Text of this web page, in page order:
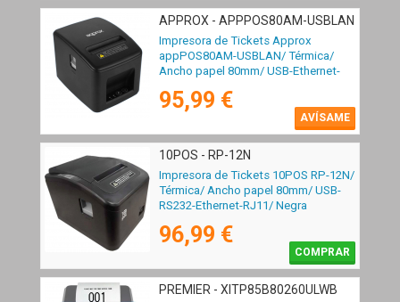
APPROX - APPPOS80AM-USBLAN
Impresora de Tickets Approx
appPOS80AM-USBLAN/ Térmica/
Ancho papel 80mm/ USB-Ethernet-
95,99 €
AVÍSAME
10POS - RP-12N
Impresora de Tickets 10POS RP-12N/
Térmica/ Ancho papel 80mm/ USB-
RS232-Ethernet-RJ11/ Negra
96,99 €
COMPRAR
PREMIER - XITP85B80260ULWB